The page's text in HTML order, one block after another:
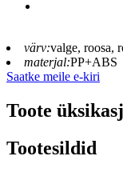
värv:valge, roosa,
materjal:PP+ABS
Saatke meile e-kiri
Toote
Tootesildid